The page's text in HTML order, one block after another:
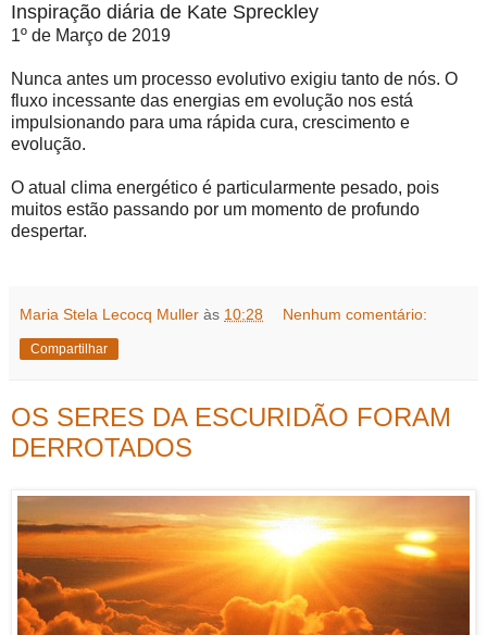
Inspiração diária de Kate Spreckley
1º de Março de 2019
Nunca antes um processo evolutivo exigiu tanto de nós. O
fluxo incessante das energias em evolução nos está
impulsionando para uma rápida cura, crescimento e
evolução.
O atual clima energético é particularmente pesado, pois
muitos estão passando por um momento de profundo
despertar.
Maria Stela Lecocq Muller às 10:28 Nenhum comentário:
Compartilhar
OS SERES DA ESCURIDÃO FORAM
DERROTADOS